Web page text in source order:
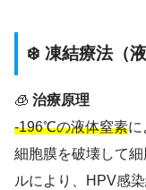
❄️ 凍結療法（
🧊 治療原理
-196℃の液体窒素に
細胞膜を破壊して
ルにより、HPV感